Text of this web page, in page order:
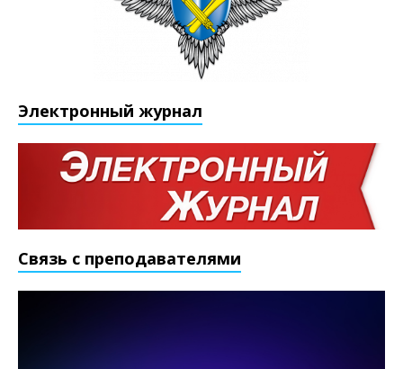
Электронный журнал
Связь с преподавателями